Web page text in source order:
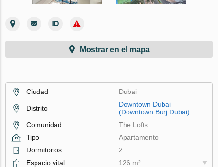
Mostrar en el mapa
Ciudad Dubai
Distrito
Downtown Dubai
(Downtown Burj Dubai)
Comunidad
The Lofts
Tipo
Apartamento
Dormitorios
2
Espacio vital
126 m²